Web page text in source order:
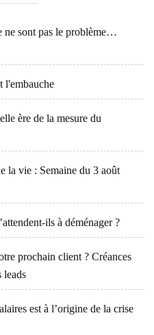
ne sont pas le problème…
l'embauche
ère de la mesure du
la vie : Semaine du 3 août
ils à déménager ?
prochain client ? Créances
leads
est à l’origine de la crise